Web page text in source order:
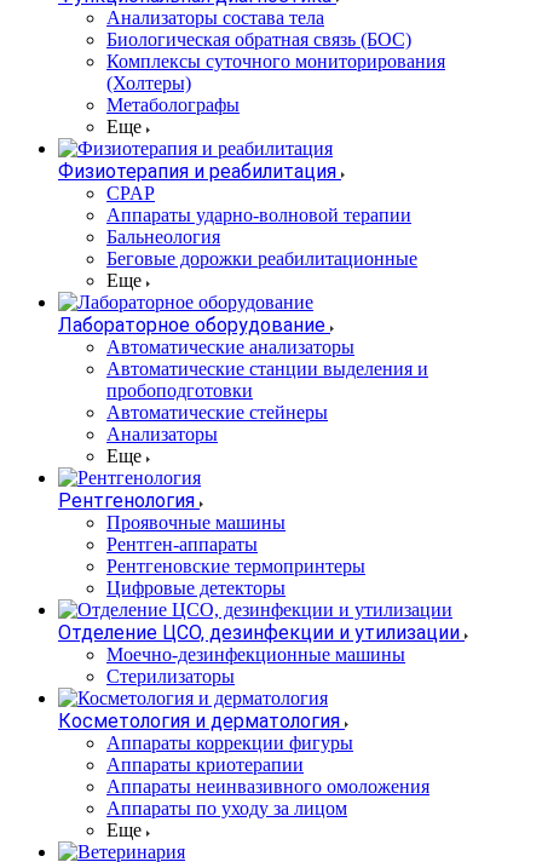
Анализаторы состава тела
Биологическая обратная связь (БОС)
Комплексы суточного мониторирования
(Холтеры)
Метаболографы
Еще
Физиотерапия и реабилитация
CPAP
Аппараты ударно-волновой терапии
Бальнеология
Беговые дорожки реабилитационные
Еще
Лабораторное оборудование
Автоматические анализаторы
Автоматические станции выделения и
пробоподготовки
Автоматические стейнеры
Анализаторы
Еще
Рентгенология
Проявочные машины
Рентген-аппараты
Рентгеновские термопринтеры
Цифровые детекторы
Отделение ЦСО, дезинфекции и утилизации
Моечно-дезинфекционные машины
Стерилизаторы
Косметология и дерматология
Аппараты коррекции фигуры
Аппараты криотерапии
Аппараты неинвазивного омоложения
Аппараты по уходу за лицом
Еще